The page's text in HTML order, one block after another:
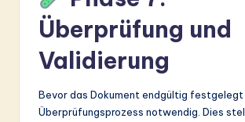
Überprüfung und
Validierung
Bevor das Dokument endgültig festgelegt
Überprüfungsprozess notwendig. Dies